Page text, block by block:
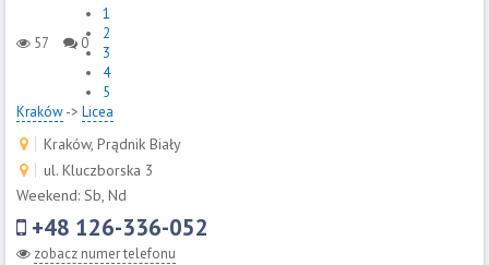
57 0
1
2
3
4
5
Kraków-> Licea
Kraków, Prądnik Biały
ul. Kluczborska 3
Weekend: Sb, Nd
+48 126-336-052
zobacz numer telefonu